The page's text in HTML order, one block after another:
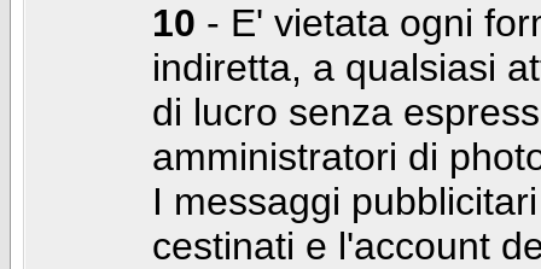
10 - E' vietata ogni
indiretta, a qualsiasi
di lucro senza
amministratori di
I messaggi
cestinati e l'account